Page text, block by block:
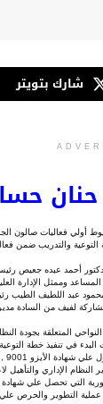
شارك بتويتر
أولي فعاليات صالون
التوعية والتدريب ضمن
أحمد عبده جعيص
وممثل الإدارة
محمود عبد اللطيف الطيب
لفيف من السادة
المتعلقة بجودة
خطة التوعية والتدريب
الإداري والتأهيل
التي تحصل علي شهادة
في الاستمرار في عملية